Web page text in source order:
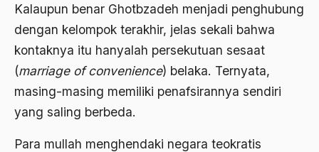
Kalaupun benar Ghotbzadeh menjadi penghubung
dengan kelompok terakhir, jelas sekali bahwa
kontaknya itu hanyalah persekutuan sesaat
(marriage of convenience) belaka. Ternyata,
masing-masing memiliki penafsirannya sendiri
yang saling berbeda.
Para mullah menghendaki negara teokratis
1985
1984
1982
1981
1980
Adipati Unus
Administrasi Negara
Adnan Buyung Nasution
Adopsi
Adu Pinalti
Advisors